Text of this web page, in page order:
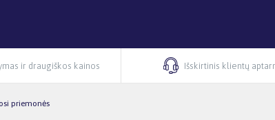
ir draugiškos kainos Išskirtinis klientų
priemonės